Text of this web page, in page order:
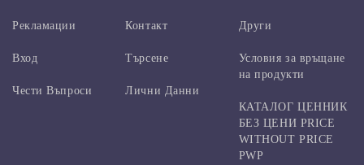
Рекламации
Вход
Чести Въпроси
Контакт
Търсене
Лични Данни
Други
Условия за връщане
на продукти
КАТАЛОГ ЦЕННИК
БЕЗ ЦЕНИ PRICE
WITHOUT PRICE
PWP